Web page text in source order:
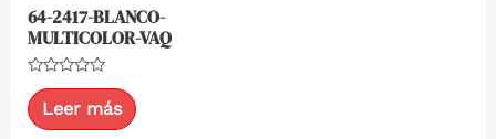
64-2417-BLANCO-
MULTICOLOR-VAQ
Valorado
con
0
de
Leer más